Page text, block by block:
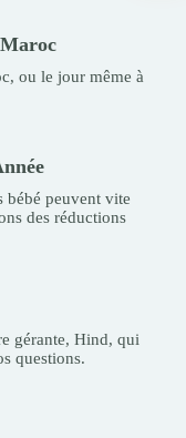
ou le jour même à
bébé peuvent vite
des réductions
gérante, Hind, qui
questions.